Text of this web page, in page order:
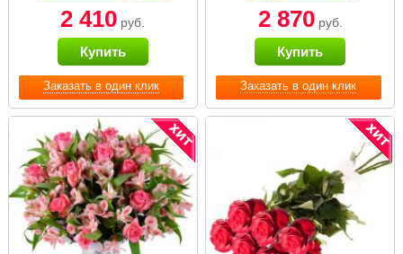
Заказать в один клик
2 410 руб.
Купить
Заказать в один клик
2 870руб.
Купить